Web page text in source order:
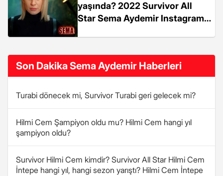
yaşında? 2022 Survivor All
Star Sema Aydemir Instagram
Son Dakika Sema Aydemir Haberleri
Turabi dönecek mi, Survivor Turabi geri gelecek mi?
Hilmi Cem Şampiyon oldu mu? Hilmi Cem hangi yıl
şampiyon oldu?
Survivor Hilmi Cem kimdir? Survivor All Star Hilmi Cem
İntepe hangi yıl, hangi sezon yarıştı? Hilmi Cem İntepe